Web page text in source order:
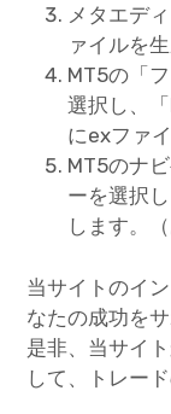
メタエデ
ァイルを
MT5の「
選択し、
にexファ
MT5のナ
ーを選択
します。
当サイトのイ
なたの成功を
是非、当サイ
して、トレー